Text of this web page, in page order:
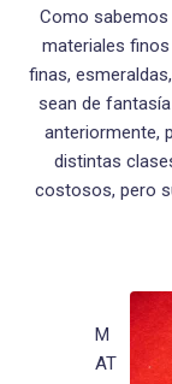
Como sabemos
materiales
finas,
sean de
anteriormente,
distintas
costosos, pero
M
AT